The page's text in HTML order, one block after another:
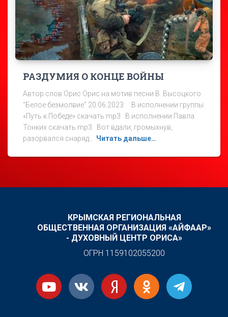
РАЗДУМИЯ О КОНЦЕ ВОЙНЫ
Автор слов Орис Орис на мотив песни В. Высоцкого
"Белое безмолвие" 20.06.2023 В исполнении группы
«Путь к Победе» скачать mp3 В исполнении Павла
Тонких скачать mp3 Вот вдали, громыхнув,
разорвался снаряд… Читать дальше…
КРЫМСКАЯ РЕГИОНАЛЬНАЯ
ОБЩЕСТВЕННАЯ ОРГАНИЗАЦИЯ «АЙФААР»
- ДУХОВНЫЙ ЦЕНТР ОРИСА»
ОГРН 1159102055200